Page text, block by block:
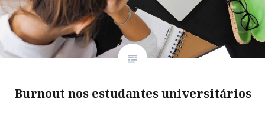
Burnout nos estudantes universitários